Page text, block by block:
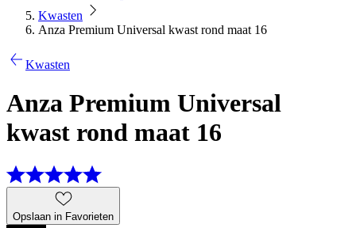
Kwasten
Anza Premium Universal kwast rond maat 16
Kwasten
Anza Premium Universal
kwast rond maat 16
Opslaan in Favorieten